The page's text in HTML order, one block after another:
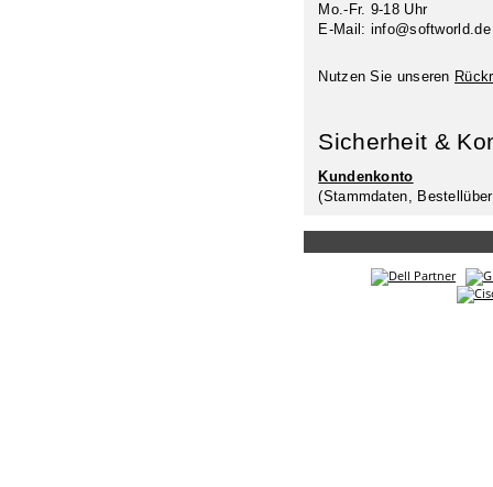
Mo.-Fr. 9-18 Uhr
E-Mail: info@softworld.de
Nutzen Sie unseren
Sicherheit &
Kundenkonto
(Stammdaten,